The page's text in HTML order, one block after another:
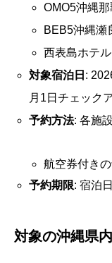
OMO5沖縄那
BEB5沖縄瀬
西表島ホテル
対象宿泊日 :
月1日チェック
予約方法: 各施
航空券付き
予約期限: 宿泊
対象の沖縄県